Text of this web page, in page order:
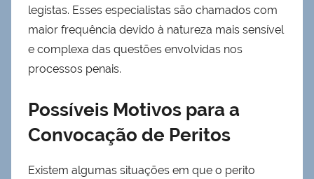
legistas. Esses especialistas são chamados com
maior frequência devido à natureza mais sensível
e complexa das questões envolvidas nos
processos penais.
Possíveis Motivos para a
Convocação de Peritos
Existem algumas situações em que o perito